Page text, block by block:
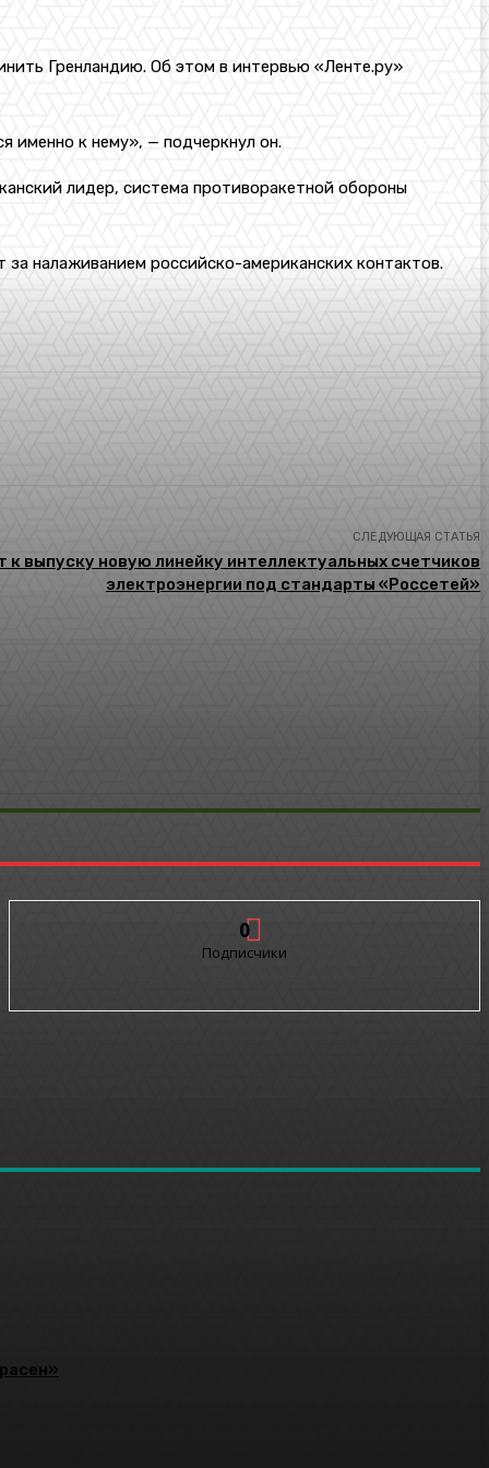
Гренландию. Об этом в интервью «Ленте.ру»
именно к нему», — подчеркнул он.
лидер, система противоракетной обороны
налаживанием российско-американских контактов.
СЛЕДУЮЩАЯ СТАТЬЯ
выпуску новую линейку интеллектуальных счетчиков
электроэнергии под стандарты «Россетей»
0
Подписчики